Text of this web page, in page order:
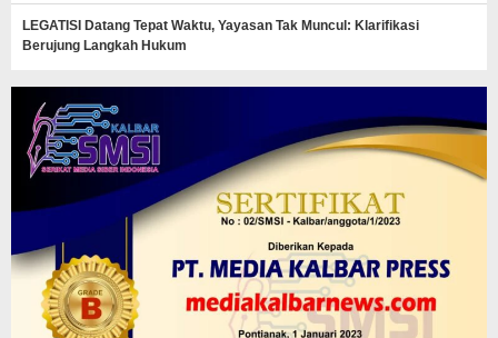
LEGATISI Datang Tepat Waktu, Yayasan Tak Muncul: Klarifikasi
Berujung Langkah Hukum